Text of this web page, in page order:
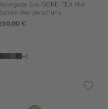
Evo GORE-TEX Mid
Wanderschuhe
€
+1